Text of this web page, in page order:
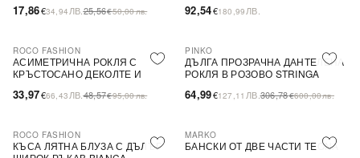
17,86€34,94 ЛВ.25,56€50,00лв. 92,54€180,99 ЛВ.
-30%
ROCO FASHION
АСИМЕТРИЧНА РОКЛЯ С
КРЪСТОСАНО ДЕКОЛТЕ И
33,97€66,43 ЛВ.48,57€95,00лв.
-79%
PINKO
ДЪЛГА ПРОЗРАЧНА ДАНТЕЛЕНА
РОКЛЯ В РОЗОВО STRINGA
64,99€127,11 ЛВ.306,78€600,00лв.
-31%
ROCO FASHION
КЪСА ЛЯТНА БЛУЗА С ДЪЛЪГ
MARKO
БАНСКИ ОТ ДВЕ ЧАСТИ TEONA